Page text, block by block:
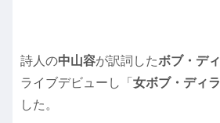
詩人の中山容が訳詞したボブ・デ
ライブデビューし「 女ボブ・ディ
した。